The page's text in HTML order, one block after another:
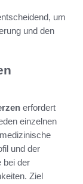
um
und den
erfordert
einzelnen
und der
bei der
Ziel